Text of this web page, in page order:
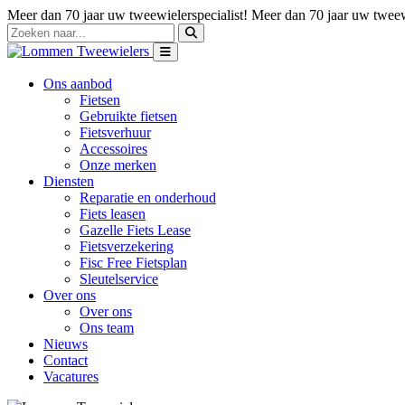
Meer dan 70 jaar uw tweewielerspecialist! Meer dan 70 jaar uw
Ons aanbod
Fietsen
Gebruikte fietsen
Fietsverhuur
Accessoires
Onze merken
Diensten
Reparatie en onderhoud
Fiets leasen
Gazelle Fiets Lease
Fietsverzekering
Fisc Free Fietsplan
Sleutelservice
Over ons
Over ons
Ons team
Nieuws
Contact
Vacatures